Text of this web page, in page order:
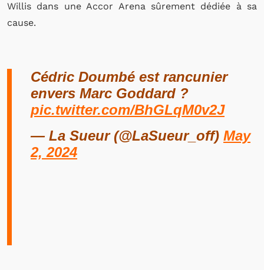
Willis dans une Accor Arena sûrement dédiée à sa
cause.
Cédric Doumbé est rancunier
envers Marc Goddard ?
pic.twitter.com/BhGLqM0v2J
— La Sueur (@LaSueur_off) May
2, 2024